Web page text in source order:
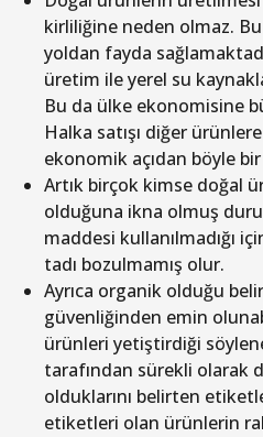
kirliliğine neden olmaz.
yoldan fayda
üretim ile yerel su
Bu da ülke ekonomisine
Halka satışı diğer
ekonomik açıdan böyle
Artık birçok kimse doğal
olduğuna ikna olmuş
maddesi kullanılmadığı
tadı bozulmamış olur.
Ayrıca organik olduğu
güvenliğinden emin
ürünleri yetiştirdiği
tarafından sürekli olarak
olduklarını belirten
etiketleri olan ürünlerin